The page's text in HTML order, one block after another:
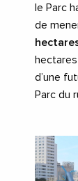
le Parc
de
d’une
Parc du